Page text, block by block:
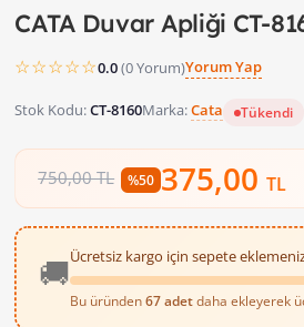
CATA Duvar Apliği CT-
☆☆☆☆☆0.0(0 Yorum)Yorum Yap
Stok Kodu:CT-8160Marka:Cata Tükendi
750,00 TL %50 375,00TL
🚚Ücretsiz kargo için sepete
Bu üründen 67 adetdaha ekleyerek